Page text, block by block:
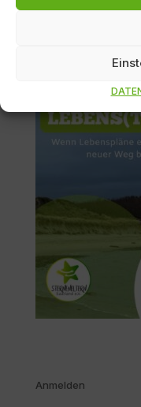
weiter oder nehmen
Du bist nicht allein
Anmelden